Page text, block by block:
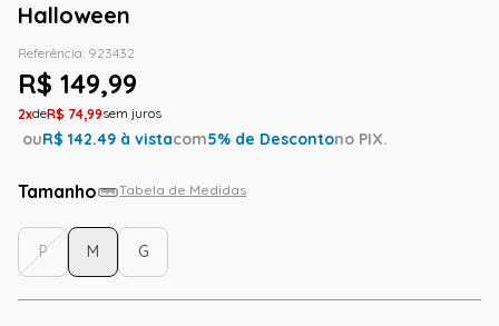
Halloween
Referência: 923432
R$ 149,99
2 R$ 74,99
ouR$ 142.49 à vistacom5% de Descontono PIX.
Tamanho Tabela de Medidas
P M G